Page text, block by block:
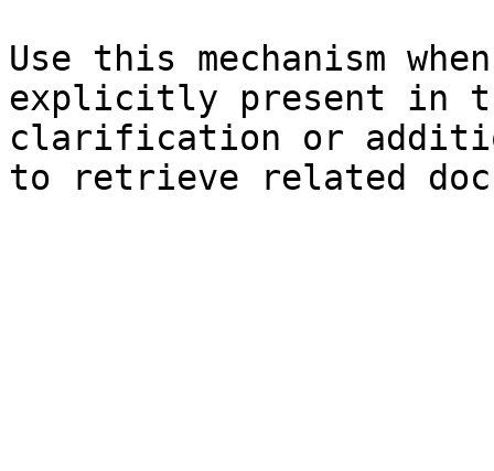
Use this mechanism
explicitly present in
clarification or